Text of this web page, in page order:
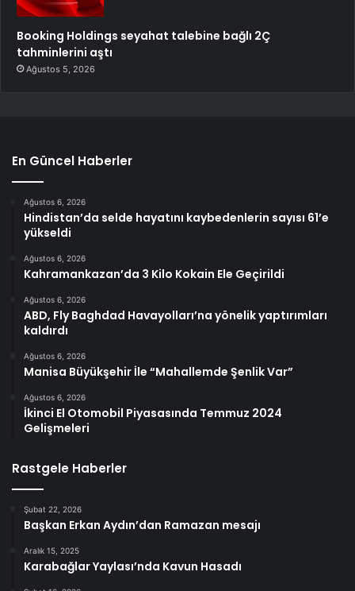
Booking Holdings seyahat talebine bağlı 2Ç
tahminlerini aştı
Ağustos 5, 2026
En Güncel Haberler
Ağustos 6, 2026
Hindistan’da selde hayatını kaybedenlerin sayısı 61’e
yükseldi
Ağustos 6, 2026
Kahramankazan’da 3 Kilo Kokain Ele Geçirildi
Ağustos 6, 2026
ABD, Fly Baghdad Havayolları’na yönelik yaptırımları
kaldırdı
Ağustos 6, 2026
Manisa Büyükşehir İle “Mahallemde Şenlik Var”
Ağustos 6, 2026
İkinci El Otomobil Piyasasında Temmuz 2024
Gelişmeleri
Rastgele Haberler
Şubat 22, 2026
Başkan Erkan Aydın’dan Ramazan mesajı
Aralık 15, 2025
Karabağlar Yaylası’nda Kavun Hasadı